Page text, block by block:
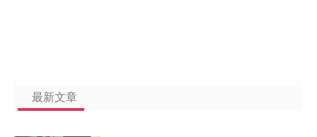
最新文章